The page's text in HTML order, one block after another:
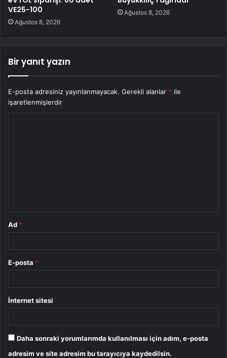
VE25-100
Ağustos 8, 2026
Ağustos 8, 2026
Bir yanıt yazın
E-posta adresiniz yayınlanmayacak. Gerekli alanlar * ile
işaretlenmişlerdir
Ad *
E-posta *
İnternet sitesi
Daha sonraki yorumlarımda kullanılması için adım, e-posta
adresim ve site adresim bu tarayıcıya kaydedilsin.